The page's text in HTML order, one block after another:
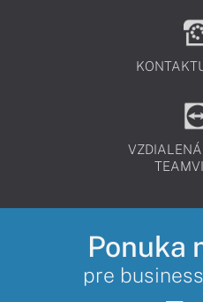
Ponuka
pre